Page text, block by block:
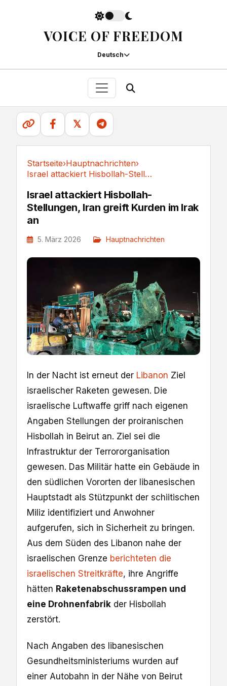
VOICE OF FREEDOM
Deutsch
𝕏
Startseite›Hauptnachrichten›
Israel attackiert Hisbollah-Stellungen, Iran...
Israel attackiert Hisbollah-
Stellungen, Iran greift Kurden im Irak
an
5. März 2026 Hauptnachrichten
In der Nacht ist erneut der Libanon Ziel
israelischer Raketen gewesen. Die
israelische Luftwaffe griff nach eigenen
Angaben Stellungen der proiranischen
Hisbollah in Beirut an. Ziel sei die
Infrastruktur der Terrororganisation
gewesen. Das Militär hatte ein Gebäude in
den südlichen Vororten der libanesischen
Hauptstadt als Stützpunkt der schiitischen
Miliz identifiziert und Anwohner
aufgerufen, sich in Sicherheit zu bringen.
Aus dem Süden des Libanon nahe der
israelischen Grenze berichteten die
israelischen Streitkräfte, ihre Angriffe
hätten Raketenabschussrampen und
eine Drohnenfabrik der Hisbollah
zerstört.
Nach Angaben des libanesischen
Gesundheitsministeriums wurden auf
einer Autobahn in der Nähe von Beirut